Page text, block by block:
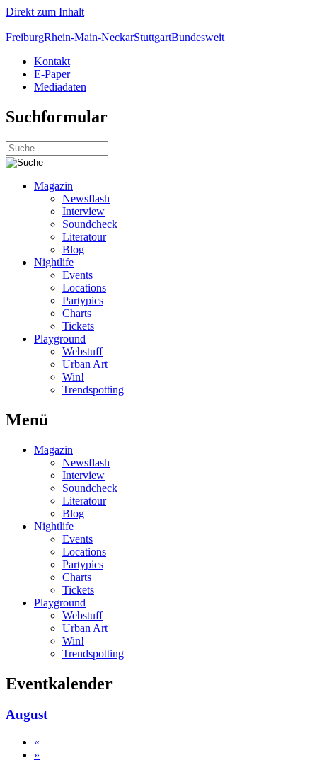
Direkt zum Inhalt
FreiburgRhein-Main-NeckarStuttgartBundesweit
Kontakt
E-Paper
Mediadaten
Suchformular
Magazin
Newsflash
Interview
Soundcheck
Literatour
Blog
Nightlife
Events
Locations
Partypics
Charts
Tickets
Playground
Webstuff
Urban Art
Win!
Trendspotting
Menü
Magazin
Newsflash
Interview
Soundcheck
Literatour
Blog
Nightlife
Events
Locations
Partypics
Charts
Tickets
Playground
Webstuff
Urban Art
Win!
Trendspotting
Eventkalender
August
«
»